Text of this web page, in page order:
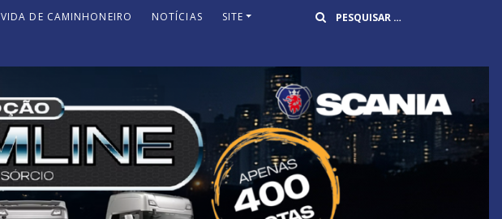
VIDA DE CAMINHONEIRO NOTÍCIAS SITE Buscar